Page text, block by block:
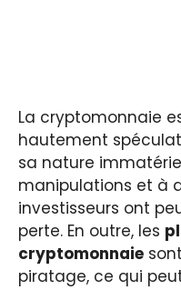
La cryptomonnaie
hautement
sa nature
manipulations et à
investisseurs ont
perte. En outre, les
cryptomonnaie
piratage, ce qui